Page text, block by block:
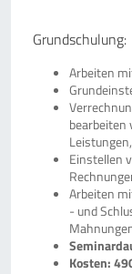
Grundschulung:
Arbeiten
bearbeiten
Einstellen
Arbeiten
- und
Kosten: